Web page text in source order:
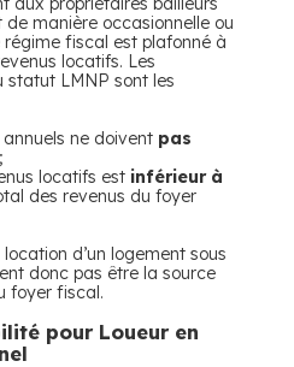
manière occasionnelle ou
régime fiscal est plafonné à
locatifs. Les
statut LMNP sont les
ne doivent pas
;
locatifs est inférieur à
des revenus du foyer
d’un logement sous
donc pas être la source
foyer fiscal.
pour Loueur en